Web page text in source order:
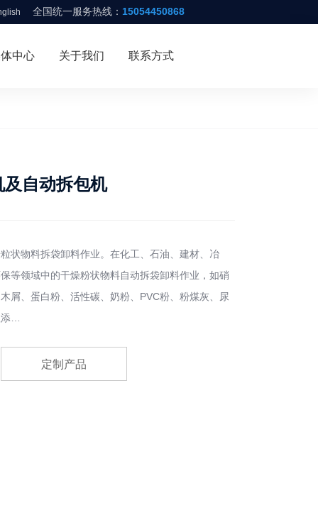
全国统一服务热线： 15054450868
中心 关于我们 联系方式
自动拆包机
状物料拆袋卸料作业。在化工、石油、建材、冶
等领域中的干燥粉状物料自动拆袋卸料作业，如硝
屑、蛋白粉、活性碳、奶粉、PVC粉、粉煤灰、尿
…
定制产品